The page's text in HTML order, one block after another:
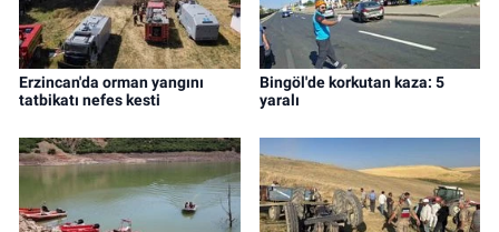
Erzincan'da orman yangını
tatbikatı nefes kesti
Bingöl'de korkutan kaza: 5
yaralı